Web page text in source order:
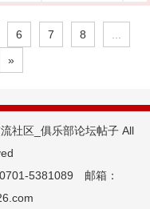
6 7 8
»
俱乐部论坛帖子 All
真：0701-5381089 邮箱：